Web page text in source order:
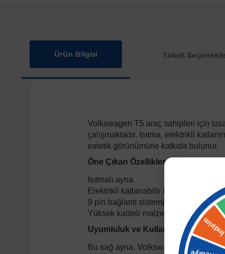
Ürün Bilgisi Taksit
Volkswagen T5 araç sahipleri için
çalışmaktadır. Isıtma, elektrikli
estetik görünümüne katkıda bulunur.
Öne Çıkan Özellikler
Isıtmalı ayna
Elektrikli katlanabilir özellik
9 pin bağlantı sistemi
Yüksek kaliteli malzeme
Uyumluluk ve Kullanım
Bu sağ ayna, Volkswagen T5 (7HB)